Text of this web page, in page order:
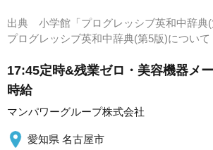
出典 小学館「プログレッシブ英和中辞典(
プログレッシブ英和中辞典(第5版)につい
17:45定時&残業ゼロ・美容機器メ
時給
マンパワーグループ株式会社
愛知県 名古屋市